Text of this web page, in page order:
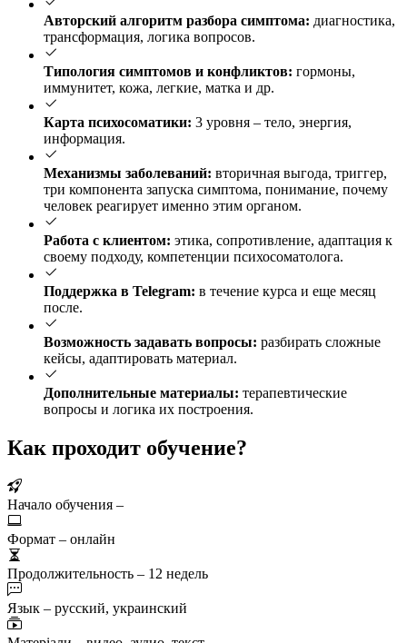
Авторский алгоритм разбора симптома: диагностика,
трансформация, логика вопросов.
Типология симптомов и конфликтов: гормоны,
иммунитет, кожа, легкие, матка и др.
Карта психосоматики: 3 уровня – тело, энергия,
информация.
Механизмы заболеваний: вторичная выгода, триггер,
три компонента запуска симптома, понимание, почему
человек реагирует именно этим органом.
Работа с клиентом: этика, сопротивление, адаптация к
своему подходу, компетенции психосоматолога.
Поддержка в Telegram: в течение курса и еще месяц
после.
Возможность задавать вопросы: разбирать сложные
кейсы, адаптировать материал.
Дополнительные материалы: терапевтические
вопросы и логика их построения.
Как проходит обучение?
Начало обучения –
Формат – онлайн
Продолжительность – 12 недель
Язык – русский, украинский